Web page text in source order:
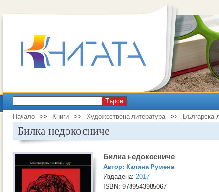
Търси
Начало >> Книги >> Художествена литература >> Българска
Билка недокосниче
Билка недокосниче
Автор: Калина Румена
Издадена: 2017
ISBN: 9789543985067